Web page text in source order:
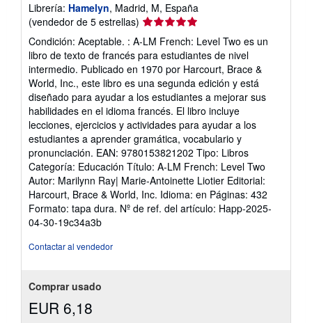
Librería: Hamelyn, Madrid, M, España
(vendedor de 5 estrellas) Calificación
del
vendedor:
5
de
5
estrellas
Condición: Aceptable. : A-LM French: Level Two es un
libro de texto de francés para estudiantes de nivel
intermedio. Publicado en 1970 por Harcourt, Brace &
World, Inc., este libro es una segunda edición y está
diseñado para ayudar a los estudiantes a mejorar sus
habilidades en el idioma francés. El libro incluye
lecciones, ejercicios y actividades para ayudar a los
estudiantes a aprender gramática, vocabulario y
pronunciación. EAN: 9780153821202 Tipo: Libros
Categoría: Educación Título: A-LM French: Level Two
Autor: Marilynn Ray| Marie-Antoinette Liotier Editorial:
Harcourt, Brace & World, Inc. Idioma: en Páginas: 432
Formato: tapa dura. Nº de ref. del artículo: Happ-2025-
04-30-19c34a3b
Contactar al vendedor
Comprar usado
EUR 6,18